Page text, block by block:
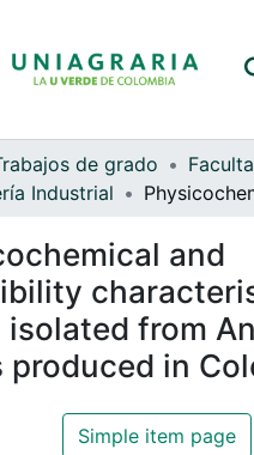
& Collections
de grado
Industrial
and
isolated from
produced in
Simple item page